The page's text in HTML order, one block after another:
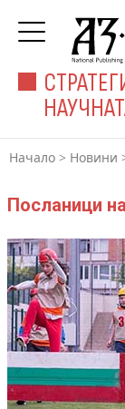
Начало > Новини
Посланици